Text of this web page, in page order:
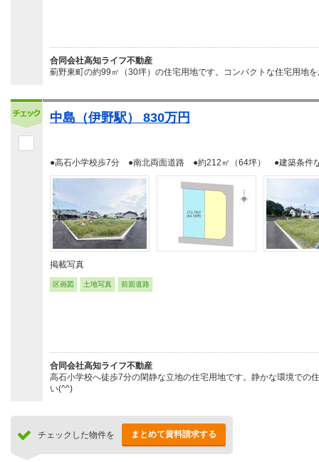
合同会社高知ライフ不動産
薊野東町の約99㎡（30坪）の住宅用地です。コンパクトな住宅用地
中島（伊野駅） 830万円
●高石小学校歩7分 ●南北両面道路 ●約212㎡（64坪） ●建築条件
掲載写真
区画図 土地写真 前面道路
合同会社高知ライフ不動産
高石小学校へ徒歩7分の閑静な立地の住宅用地です。静かな環境での
い(^^)
チェックした物件を まとめて資料請求する